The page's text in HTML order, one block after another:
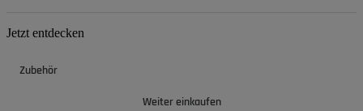
Jetzt entdecken
Zubehör
Weiter einkaufen